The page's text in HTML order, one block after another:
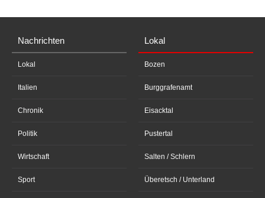
Nachrichten
Lokal
Italien
Chronik
Politik
Wirtschaft
Sport
Lokal
Bozen
Burggrafenamt
Eisacktal
Pustertal
Salten / Schlern
Überetsch / Unterland